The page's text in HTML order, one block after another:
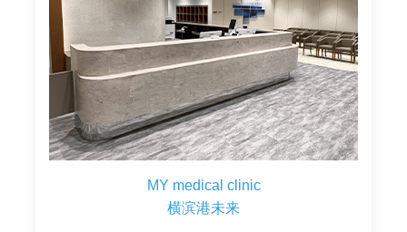
MY medical clinic
横滨港未来